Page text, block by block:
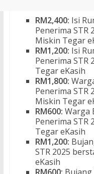
RM2,400: Isi
Penerima STR
Miskin Tegar
RM1,200: Isi
Penerima STR
Tegar eKasih
RM1,800:
Penerima STR
Miskin Tegar
RM600: Warga
Penerima STR
Tegar eKasih
RM1,200:
STR 2025
eKasih